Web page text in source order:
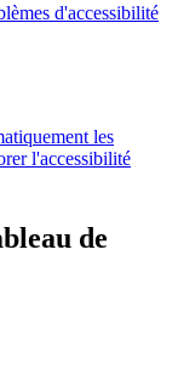
d'accessibilité
les
l'accessibilité
de